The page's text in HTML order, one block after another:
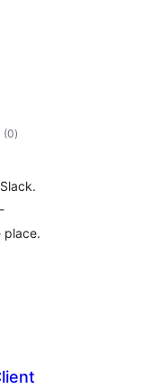
(0avaliações
totais
)
place.